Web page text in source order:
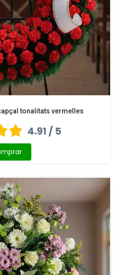
tonalitats vermelles
4.91 / 5